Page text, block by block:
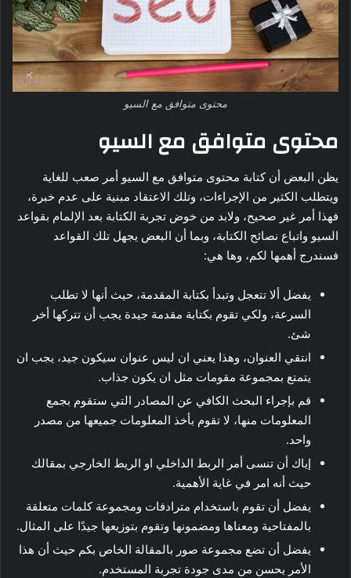
محتوى متوافق مع السيو
محتوى متوافق مع السيو
يظن البعض أن كتابة محتوى متوافق مع السيو أمر صعب للغاية
ويتطلب الكثير من الإجراءات، وتلك الاعتقاد مبنية على عدم خبرة،
فهذا أمر غير صحيح، ولابد من خوض تجربة الكتابة بعد الإلمام بقواعد
السيو واتباع نصائح الكتابة، وبما أن البعض يجهل تلك القواعد
فسندرج أهمها لكم، وها هي:
يفضل ألا تتعجل وتبدأ بكتابة المقدمة، حيث أنها لا تطلب
السرعة، ولكي تقوم بكتابة مقدمة جيدة يجب أن تتركها أخر
شئ.
انتقي العنوان، وهذا يعني ان ليس عنوان سيكون جيد، يجب ان
يتمتع بمجموعة مقومات مثل ان يكون جذاب.
قم بإجراء البحث الكافي عن المصادر التي ستقوم بجمع
المعلومات منها، لا تقوم بأخذ المعلومات جميعها من مصدر
واحد.
إياك أن تنسى أمر الربط الداخلي او الريط الخارجي بمقالك
حيث أنه امر في غاية الأهمية.
يفضل أن تقوم باستخدام مترادفات ومجموعة كلمات متعلقة
بالمفتاحية ومعناها ومضمونها وتقوم بتوزيعها جيدًا على المثال.
يفضل أن تضع مجموعة صور بالمقالة الخاص بكم حيث أن هذا
الأمر يحسن من مدى جودة تجربة المستخدم.